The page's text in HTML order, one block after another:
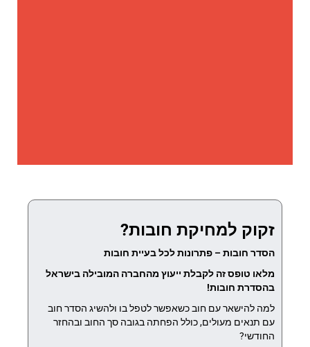
זקוק למחיקת חובות?
הסדר חובות – פתרונות לכל בעיית חובות
מלאו טופס זה לקבלת ייעוץ מהחברה המובילה בישראל
בהסדרת חובות!
למה להישאר עם חוב כשאפשר לטפל בו ולהשיג הסדר חוב
עם תנאים מעולים, כולל הפחתה בגובה סך החוב ובהחזר
החודשי?